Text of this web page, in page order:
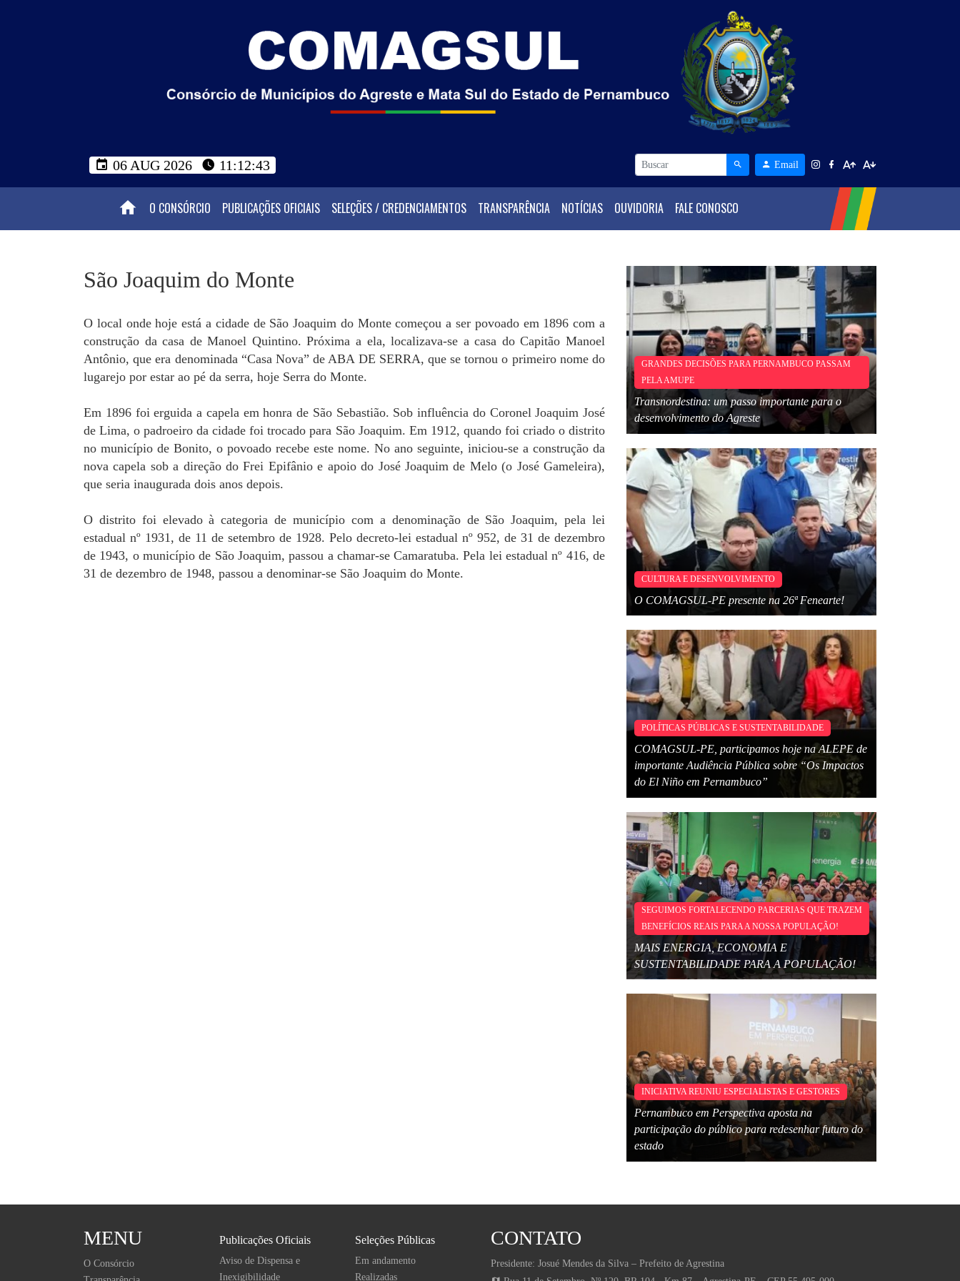
06 AUG 2026 11:12:44 Email
O CONSÓRCIO PUBLICAÇÕES OFICIAIS SELEÇÕES / CREDENCIAMENTOS TRANSPARÊNCIA NOTÍCIAS OUVIDORIA FALE CONOSCO
São Joaquim do Monte
O local onde hoje está a cidade de São Joaquim do Monte começou a ser povoado em 1896 com a
construção da casa de Manoel Quintino. Próxima a ela, localizava-se a casa do Capitão Manoel
Antônio, que era denominada “Casa Nova” de ABA DE SERRA, que se tornou o primeiro nome do
lugarejo por estar ao pé da serra, hoje Serra do Monte.
Em 1896 foi erguida a capela em honra de São Sebastião. Sob influência do Coronel Joaquim José
de Lima, o padroeiro da cidade foi trocado para São Joaquim. Em 1912, quando foi criado o distrito
no município de Bonito, o povoado recebe este nome. No ano seguinte, iniciou-se a construção da
nova capela sob a direção do Frei Epifânio e apoio do José Joaquim de Melo (o José Gameleira),
que seria inaugurada dois anos depois.
O distrito foi elevado à categoria de município com a denominação de São Joaquim, pela lei
estadual nº 1931, de 11 de setembro de 1928. Pelo decreto-lei estadual nº 952, de 31 de dezembro
de 1943, o município de São Joaquim, passou a chamar-se Camaratuba. Pela lei estadual nº 416, de
31 de dezembro de 1948, passou a denominar-se São Joaquim do Monte.
GRANDES DECISÕES PARA PERNAMBUCO PASSAM
PELA AMUPE
Transnordestina: um passo importante para o
desenvolvimento do Agreste
CULTURA E DESENVOLVIMENTO
O COMAGSUL-PE presente na 26ª Fenearte!
POLÍTICAS PÚBLICAS E SUSTENTABILIDADE
COMAGSUL-PE, participamos hoje na ALEPE de
importante Audiência Pública sobre “Os Impactos
do El Niño em Pernambuco”
SEGUIMOS FORTALECENDO PARCERIAS QUE TRAZEM
BENEFÍCIOS REAIS PARA A NOSSA POPULAÇÃO!
MAIS ENERGIA, ECONOMIA E
SUSTENTABILIDADE PARA A POPULAÇÃO!
INICIATIVA REUNIU ESPECIALISTAS E GESTORES
Pernambuco em Perspectiva aposta na
participação do público para redesenhar futuro do
estado
MENU
O Consórcio
Publicações Oficiais
Aviso de Dispensa e
Inexigibilidade
Seleções Públicas
Em andamento
Realizadas
CONTATO
Presidente: Josué Mendes da Silva – Prefeito de Agrestina